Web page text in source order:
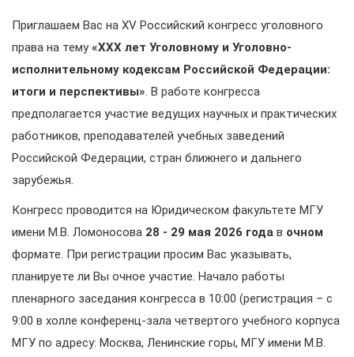
Приглашаем Вас на XV Российский конгресс уголовного
права на тему«XXX лет Уголовному и Уголовно-
исполнительному кодексам Российской Федерации:
итоги и перспективы». В работе конгресса
предполагается участие ведущих научных и практических
работников, преподавателей учебных заведений
Российской Федерации, стран ближнего и дальнего
зарубежья.
Конгресс проводится на Юридическом факультете МГУ
имени М.В. Ломоносова 28 - 29 мая 2026 года в очном
формате. При регистрации просим Вас указывать,
планируете ли Вы очное участие. Начало работы
пленарного заседания конгресса в 10:00 (регистрация – с
9:00 в холле конференц-зала четвертого учебного корпуса
МГУ по адресу: Москва, Ленинские горы, МГУ имени М.В.